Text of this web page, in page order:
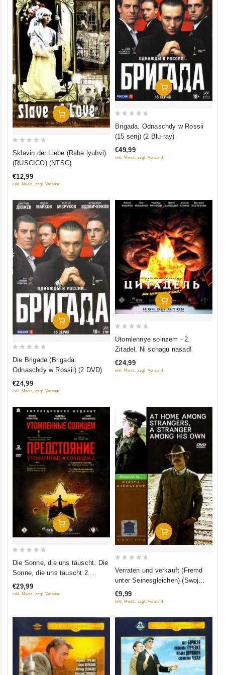
In Den Warenkorb
5
Sklavin der Liebe (Raba lyubvi)
(RUSCICO) (NTSC)
€12,99
inkl. Mwst., zzgl. Versand
In Den Warenkorb
out
5
Brigada. Odnaschdy w Rossii
(15 serij) (2 Blu-ray)
€49,99
inkl. Mwst., zzgl. Versand
In Den Warenkorb
5
Die Brigade (Brigada.
Odnaschdy w Rossii) (2 DVD)
€24,99
inkl. Mwst., zzgl. Versand
In Den Warenkorb
5
Utomlennye solnzem - 2.
Zitadel. Ni schagu nasad!
€24,99
inkl. Mwst., zzgl. Versand
In Den Warenkorb
5
Die Sonne, die uns täuscht. Die
Sonne, die uns täuscht 2.
(Utomlennye solnzem.
Utomlennye solnzem 2:
€29,99
inkl. Mwst., zzgl. Versand
In Den Warenkorb
5
Verraten und verkauft (Fremd
unter Seinesgleichen) (Swoj
sredi tschuschich, tschuschoj
sredi swoich) (NTSC)
€9,99
inkl. Mwst., zzgl. Versand